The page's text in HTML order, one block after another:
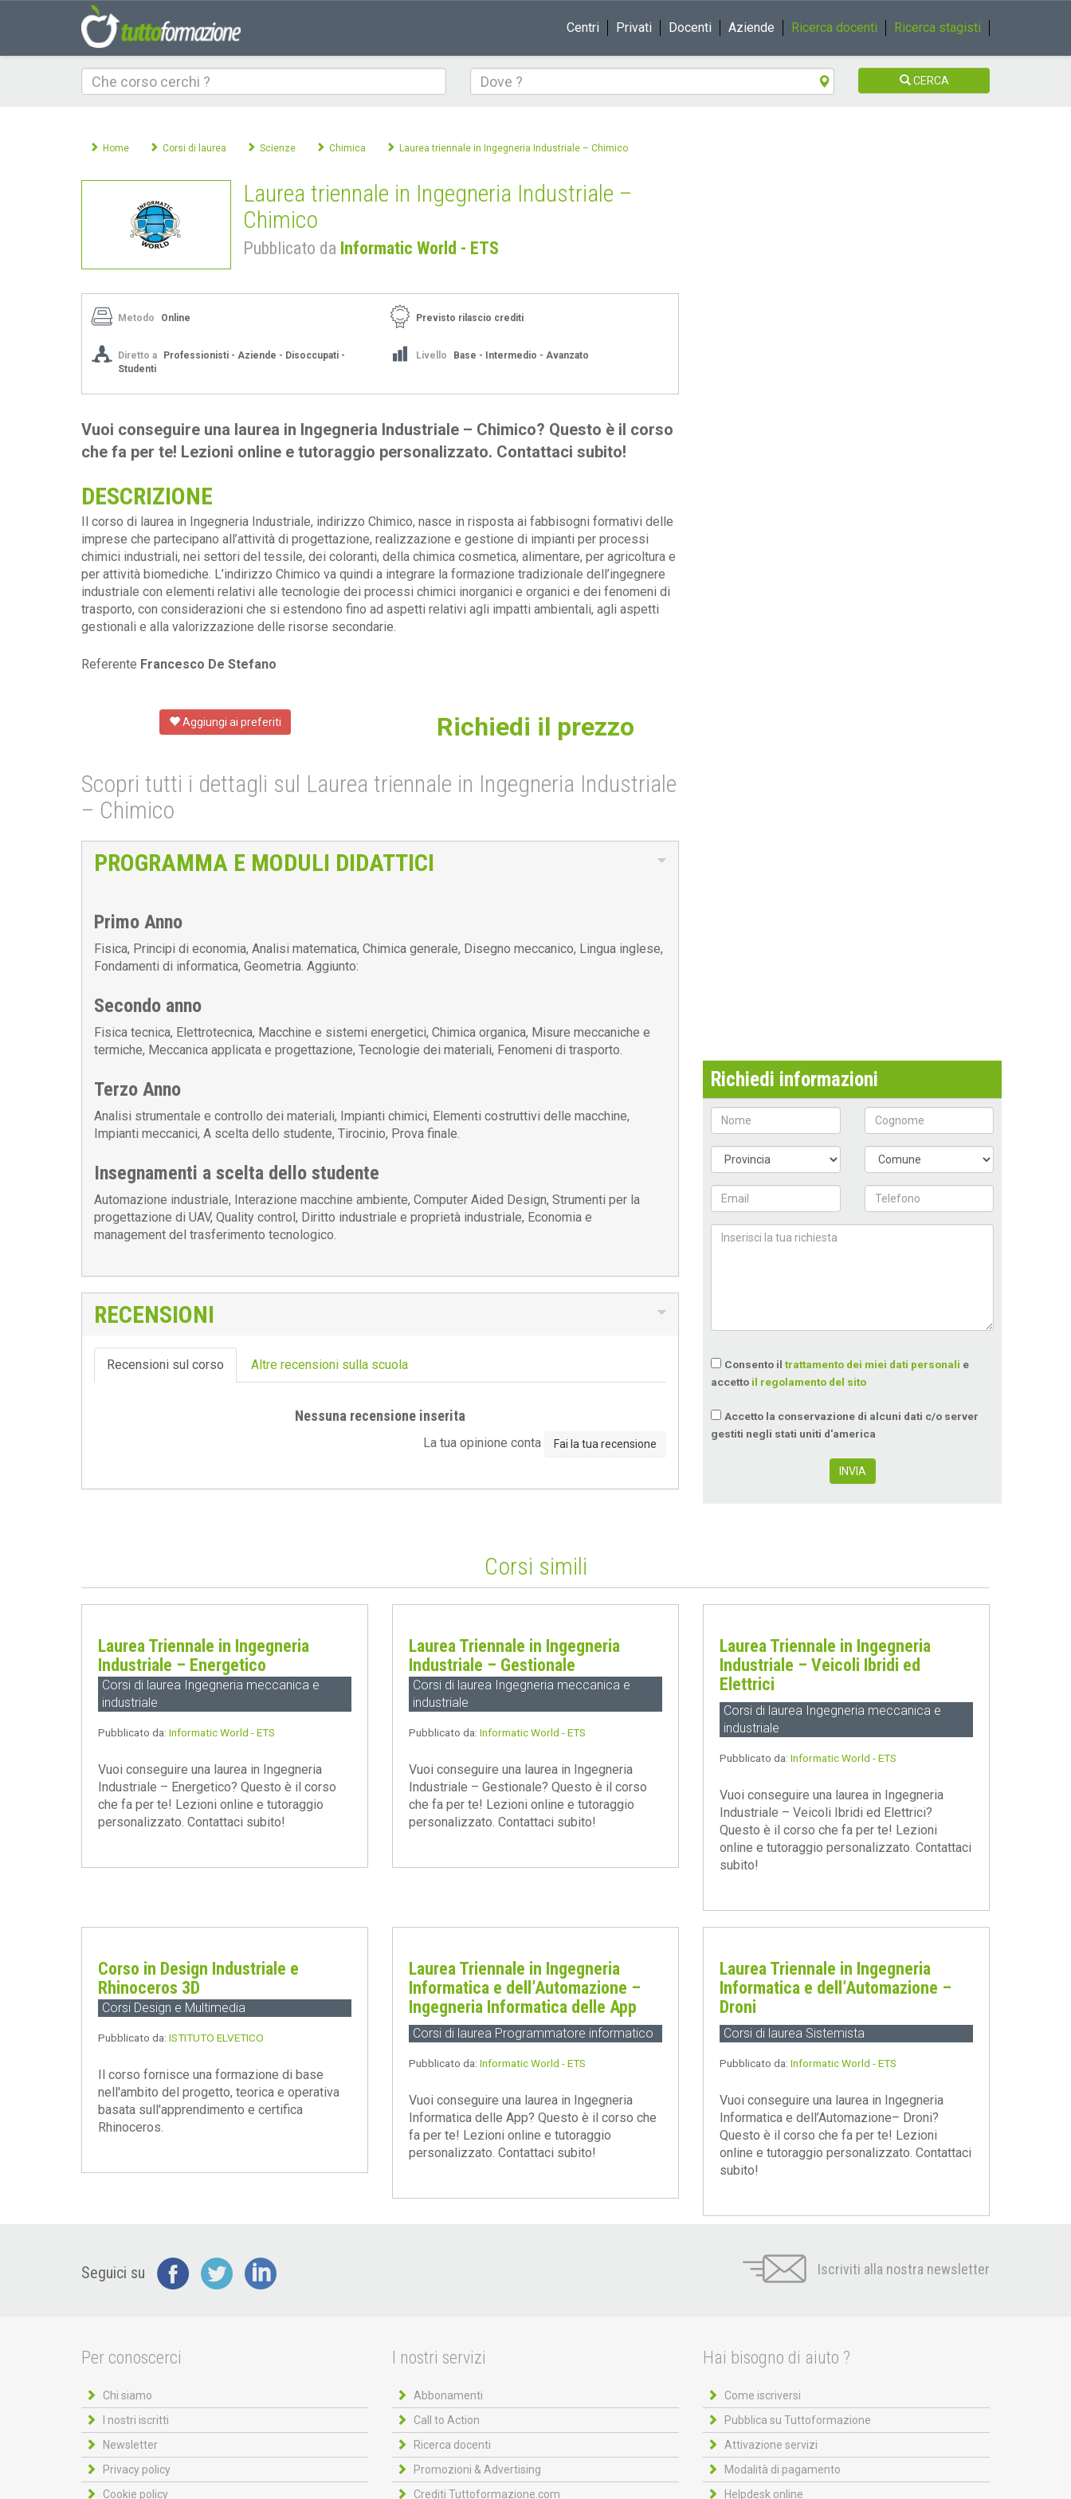
Centri Privati Docenti Aziende Ricerca docenti Ricerca stagisti
Che
corso
Dove CERCA
Home Corsi di laurea Scienze Chimica Laurea triennale in Ingegneria Industriale – Chimico
Laurea triennale in Ingegneria Industriale –
Chimico
Pubblicato da Informatic World - ETS
Metodo Online Previsto rilascio crediti
Diretto a
Professionisti - Aziende - Disoccupati -
Studenti
Livello Base - Intermedio - Avanzato
Vuoi conseguire una laurea in Ingegneria Industriale – Chimico? Questo è il corso
che fa per te! Lezioni online e tutoraggio personalizzato. Contattaci subito!
DESCRIZIONE
Il corso di laurea in Ingegneria Industriale, indirizzo Chimico, nasce in risposta ai fabbisogni formativi delle
imprese che partecipano all’attività di progettazione, realizzazione e gestione di impianti per processi
chimici industriali, nei settori del tessile, dei coloranti, della chimica cosmetica, alimentare, per agricoltura e
per attività biomediche. L’indirizzo Chimico va quindi a integrare la formazione tradizionale dell’ingegnere
industriale con elementi relativi alle tecnologie dei processi chimici inorganici e organici e dei fenomeni di
trasporto, con considerazioni che si estendono fino ad aspetti relativi agli impatti ambientali, agli aspetti
gestionali e alla valorizzazione delle risorse secondarie.
Referente Francesco De Stefano
Aggiungi ai preferiti Richiedi il prezzo
Scopri tutti i dettagli sul Laurea triennale in Ingegneria Industriale
– Chimico
PROGRAMMA E MODULI DIDATTICI
Primo Anno
Fisica, Principi di economia, Analisi matematica, Chimica generale, Disegno meccanico, Lingua inglese,
Fondamenti di informatica, Geometria. Aggiunto:
Secondo anno
Fisica tecnica, Elettrotecnica, Macchine e sistemi energetici, Chimica organica, Misure meccaniche e
termiche, Meccanica applicata e progettazione, Tecnologie dei materiali, Fenomeni di trasporto.
Terzo Anno
Analisi strumentale e controllo dei materiali, Impianti chimici, Elementi costruttivi delle macchine,
Impianti meccanici, A scelta dello studente, Tirocinio, Prova finale.
Insegnamenti a scelta dello studente
Automazione industriale, Interazione macchine ambiente, Computer Aided Design, Strumenti per la
progettazione di UAV, Quality control, Diritto industriale e proprietà industriale, Economia e
management del trasferimento tecnologico.
RECENSIONI
Recensioni sul corso Altre recensioni sulla scuola
Nessuna recensione inserita
La tua opinione conta Fai la tua recensione
Richiedi informazioni
Consento il trattamento dei miei dati personali e
accetto il regolamento del sito
Accetto la conservazione di alcuni dati c/o server
gestiti negli stati uniti d'america
INVIA
Corsi simili
Laurea Triennale in Ingegneria
Industriale – Energetico
Corsi di laurea Ingegneria meccanica e
industriale
Pubblicato da: Informatic World - ETS
Vuoi conseguire una laurea in Ingegneria
Industriale – Energetico? Questo è il corso
che fa per te! Lezioni online e tutoraggio
personalizzato. Contattaci subito!
Laurea Triennale in Ingegneria
Industriale – Gestionale
Corsi di laurea Ingegneria meccanica e
industriale
Pubblicato da: Informatic World - ETS
Vuoi conseguire una laurea in Ingegneria
Industriale – Gestionale? Questo è il corso
che fa per te! Lezioni online e tutoraggio
personalizzato. Contattaci subito!
Laurea Triennale in Ingegneria
Industriale – Veicoli Ibridi ed
Elettrici
Corsi di laurea Ingegneria meccanica e
industriale
Pubblicato da: Informatic World - ETS
Vuoi conseguire una laurea in Ingegneria
Industriale – Veicoli Ibridi ed Elettrici?
Questo è il corso che fa per te! Lezioni
online e tutoraggio personalizzato. Contattaci
subito!
Corso in Design Industriale e
Rhinoceros 3D
Corsi Design e Multimedia
Pubblicato da: ISTITUTO ELVETICO
Il corso fornisce una formazione di base
nell'ambito del progetto, teorica e operativa
basata sull'apprendimento e certifica
Rhinoceros.
Laurea Triennale in Ingegneria
Informatica e dell’Automazione –
Ingegneria Informatica delle App
Corsi di laurea Programmatore informatico
Pubblicato da: Informatic World - ETS
Vuoi conseguire una laurea in Ingegneria
Informatica delle App? Questo è il corso che
fa per te! Lezioni online e tutoraggio
personalizzato. Contattaci subito!
Laurea Triennale in Ingegneria
Informatica e dell’Automazione –
Droni
Corsi di laurea Sistemista
Pubblicato da: Informatic World - ETS
Vuoi conseguire una laurea in Ingegneria
Informatica e dell’Automazione– Droni?
Questo è il corso che fa per te! Lezioni
online e tutoraggio personalizzato. Contattaci
subito!
Seguici su Iscriviti alla nostra newsletter
Per conoscerci
Chi siamo
I nostri iscritti
Newsletter
Privacy policy
Cookie policy
I nostri servizi
Abbonamenti
Call to Action
Ricerca docenti
Promozioni & Advertising
Crediti Tuttoformazione.com
Hai bisogno di aiuto ?
Come iscriversi
Pubblica su Tuttoformazione
Attivazione servizi
Modalità di pagamento
Helpdesk online